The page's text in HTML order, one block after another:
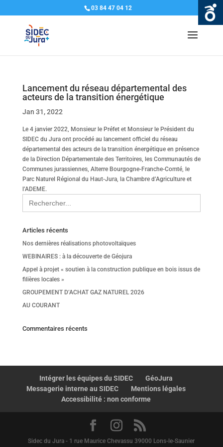
03 84 47 04 12
Lancement du réseau départemental des
acteurs de la transition énergétique
Jan 31, 2022
Le 4 janvier 2022, Monsieur le Préfet et Monsieur le Président du
SIDEC du Jura ont procédé au lancement officiel du réseau
départemental des acteurs de la transition énergétique en présence
de la Direction Départementale des Territoires, les Communautés de
Communes jurassiennes, Alterre Bourgogne-Franche-Comté, le
Parc Naturel Régional du Haut-Jura, la Chambre d’Agriculture et
l’ADEME.
Search
for:
Articles récents
Nos dernières réalisations photovoltaïques
WEBINAIRES : à la découverte de Géojura
Appel à projet « soutien à la construction publique en bois issus de
filières locales »
GROUPEMENT D’ACHAT GAZ NATUREL 2026
AU COURANT
Commentaires récents
Intégrer les équipes du SIDEC
GéoJura
Messagerie interne au SIDEC
Mentions légales
Accessibilité : non conforme
Sidec du Jura - 1 rue Maurice Chevassu 39000 Lons-le-Saunier